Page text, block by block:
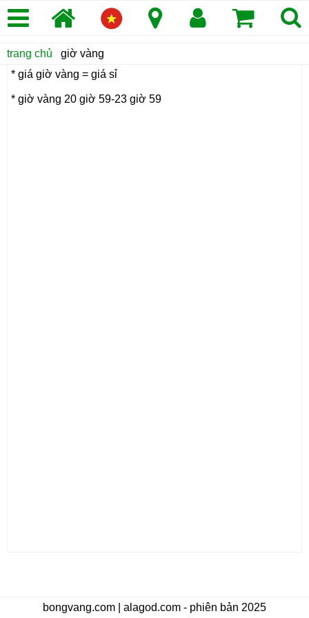
trang chủ
giờ vàng
* giá giờ vàng = giá sỉ
* giờ vàng 20 giờ 59-23 giờ 59
bongvang.com | alagod.com - phiên bản 2025